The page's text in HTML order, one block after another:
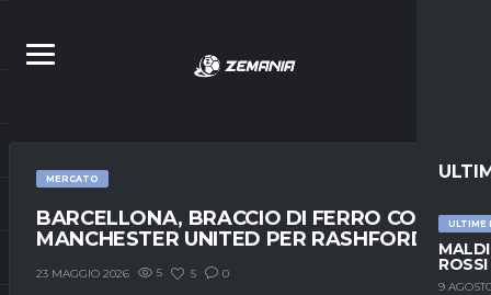
ULTIME
9
MERCATO
BARCELLONA, BRACCIO DI FERRO COL
MANCHESTER UNITED PER RASHFORD
23 MAGGIO 2026 5 5 0